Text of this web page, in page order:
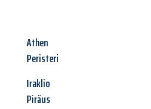
Athen
Peristeri
Iraklio
Piräus